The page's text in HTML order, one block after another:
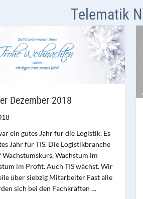
Telematik
Dezember 2018
ein gutes Jahr für die Logistik. Es
Jahr für TIS. Die Logistikbranche
Wachstum im
im Profit. Auch TIS wächst. Wir
über siebzig Mitarbeiter Fast alle
sich bei den Fachkräften …